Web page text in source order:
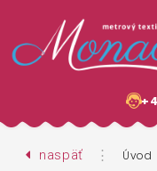
naspäť ⋮ Úvod